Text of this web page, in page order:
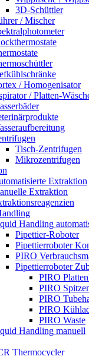
3D-Schüttler
/ Mischer
/ Homogenisator
/ Platten-
Tisch-Zentrifugen
Mikrozentrifugen
Extraktion
Extraktion
Handling
Pipettier-Roboter
Pipettierroboter
PIRO
Pipettierroboter
PIRO
PIRO
PIRO
PIRO
PIRO Waste
Handling manuell
Thermocycler